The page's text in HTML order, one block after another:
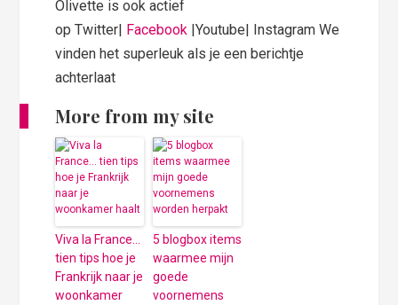
Olivette is ook actief
op Twitter| Facebook |Youtube| Instagram We
vinden het superleuk als je een berichtje
achterlaat
More from my site
Viva la France…
tien tips hoe je
Frankrijk naar je
woonkamer
5 blogbox items
waarmee mijn
goede
voornemens